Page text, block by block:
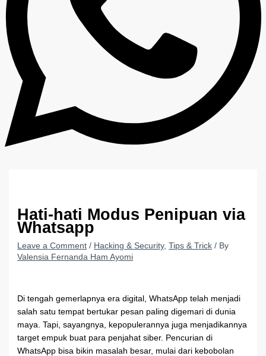
Hati-hati Modus Penipuan via
Whatsapp
Leave a Comment / Hacking & Security,Tips & Trick / By
Valensia Fernanda Ham Ayomi
Di tengah gemerlapnya era digital, WhatsApp telah menjadi
salah satu tempat bertukar pesan paling digemari di dunia
maya. Tapi, sayangnya, kepopulerannya juga menjadikannya
target empuk buat para penjahat siber. Pencurian di
WhatsApp bisa bikin masalah besar, mulai dari kebobolan